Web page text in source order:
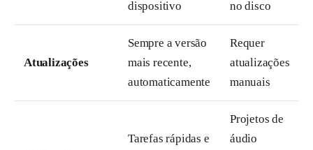
dispositivo
no disco
Atualizações
Sempre a versão
mais recente,
automaticamente
Requer
atualizações
manuais
Tarefas rápidas e
Projetos de
áudio